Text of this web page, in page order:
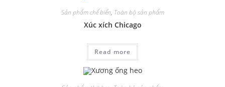
Sản phẩm chế biến, Toàn bộ sản phẩm
Xúc xích Chicago
Read more